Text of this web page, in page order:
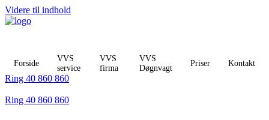
Videre til indhold
Forside
VVS
service
VVS
firma
VVS
Døgnvagt
Priser Kontakt
Ring 40 860 860
Ring 40 860 860